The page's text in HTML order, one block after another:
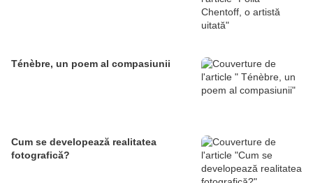
Ténèbre, un poem al compasiunii
Cum se developează realitatea
fotografică?